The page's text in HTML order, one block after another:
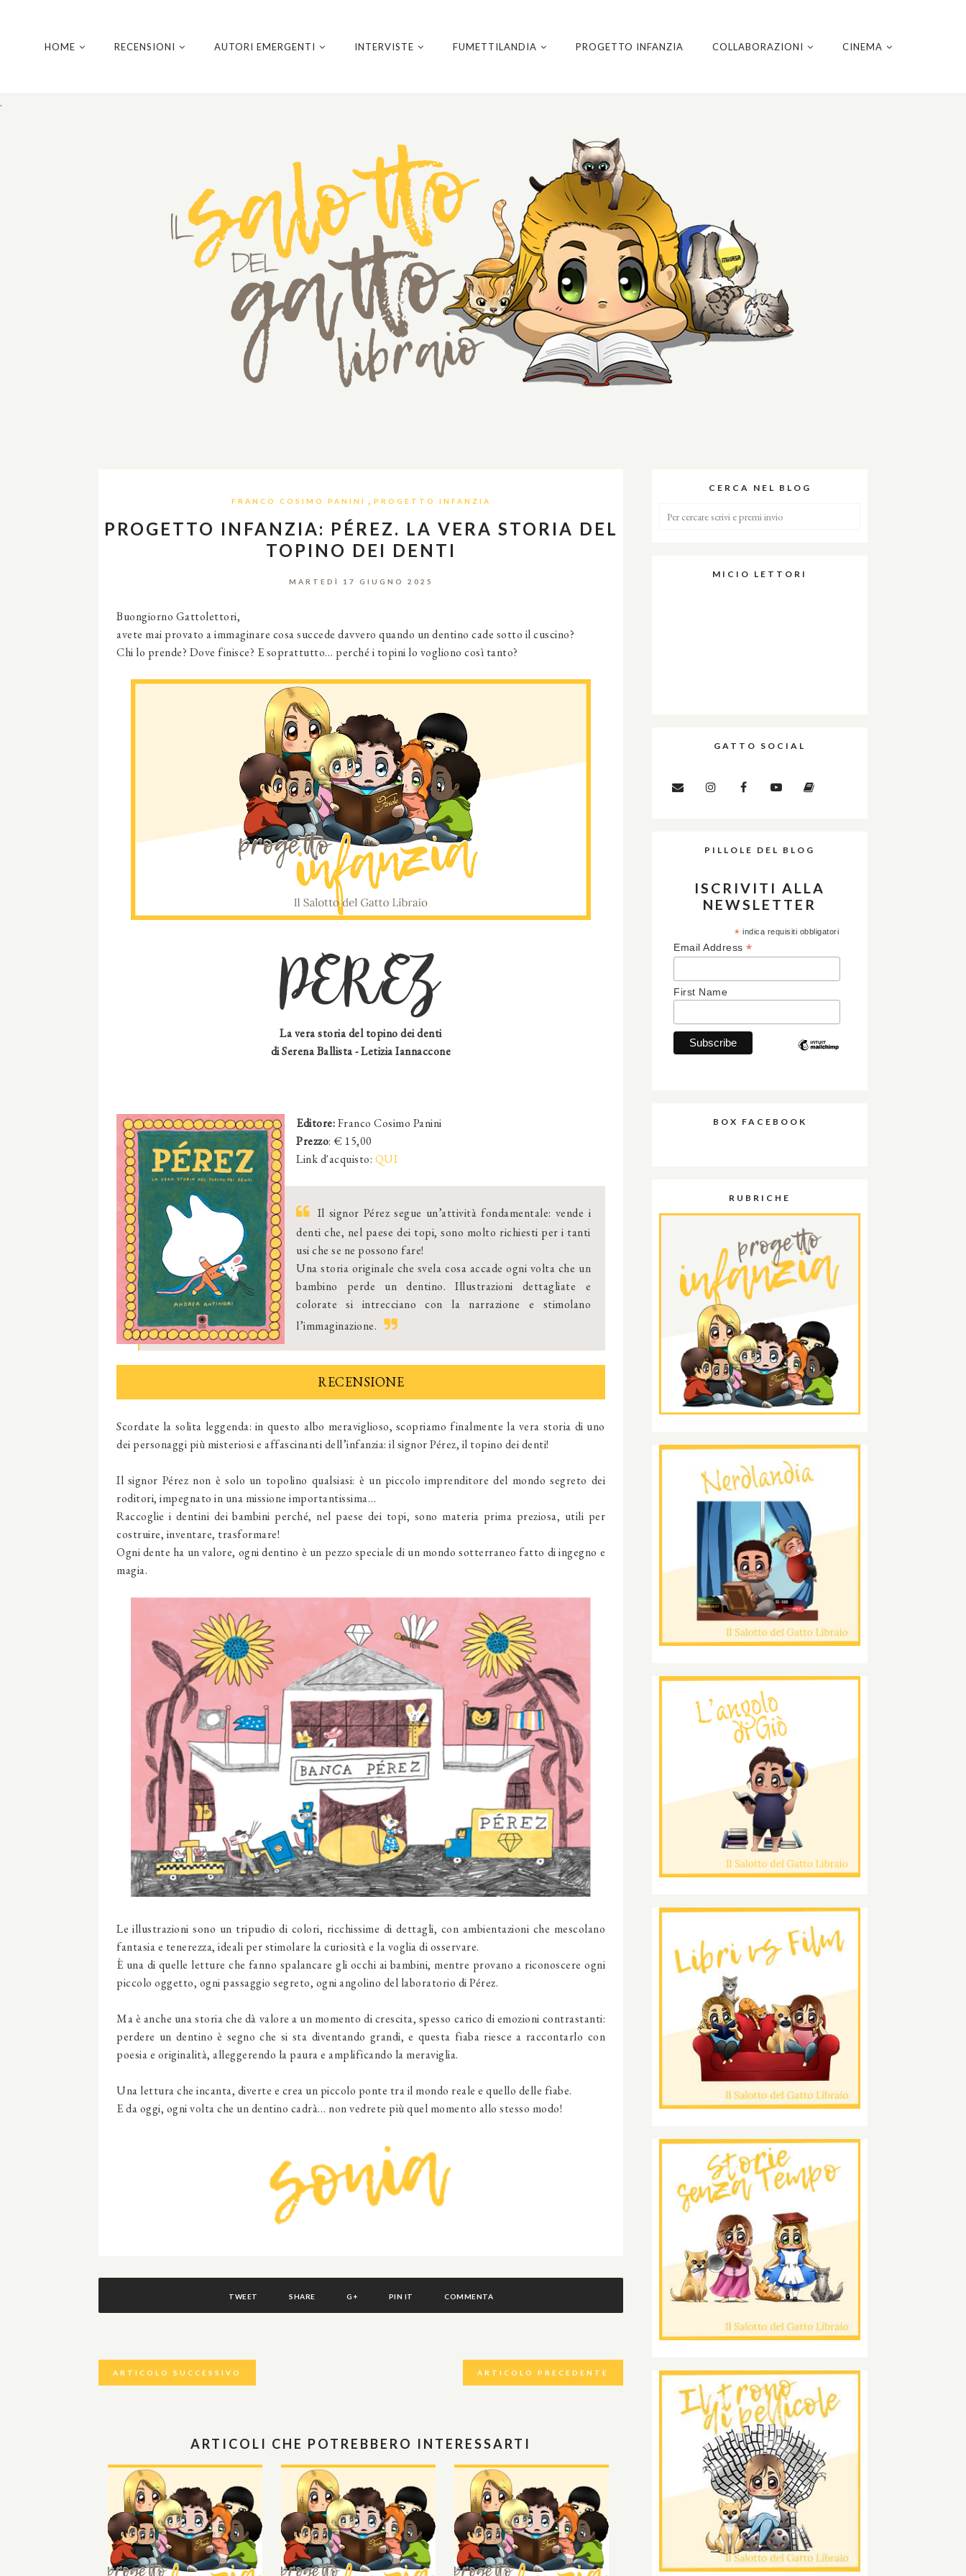
.
HOME RECENSIONI AUTORI EMERGENTI INTERVISTE FUMETTILANDIA PROGETTO INFANZIA COLLABORAZIONI CINEMA
FRANCO COSIMO PANINI , PROGETTO INFANZIA
PROGETTO INFANZIA: PÉREZ. LA VERA STORIA DEL
TOPINO DEI DENTI
MARTEDÌ 17 GIUGNO 2025
Buongiorno Gattolettori,
avete mai provato a immaginare cosa succede davvero quando un dentino cade sotto il cuscino?
Chi lo prende? Dove finisce? E soprattutto… perché i topini lo vogliono così tanto?
PEREZ
La vera storia del topino dei denti
di Serena Ballista - Letizia Iannaccone
Editore:Franco Cosimo Panini
Prezzo: € 15,00
Link d'acquisto: QUI
Il signor Pérez segue un’attività fondamentale: vende i
denti che, nel paese dei topi, sono molto richiesti per i tanti
usi che se ne possono fare!
Una storia originale che svela cosa accade ogni volta che un
bambino perde un dentino. Illustrazioni dettagliate e
colorate si intrecciano con la narrazione e stimolano
l’immaginazione.
RECENSIONE
Scordate la solita leggenda: in questo albo meraviglioso, scopriamo finalmente la vera storia di uno
dei personaggi più misteriosi e affascinanti dell’infanzia: il signor Pérez, il topino dei denti!
Il signor Pérez non è solo un topolino qualsiasi: è un piccolo imprenditore del mondo segreto dei
roditori, impegnato in una missione importantissima…
Raccoglie i dentini dei bambini perché, nel paese dei topi, sono materia prima preziosa, utili per
costruire, inventare, trasformare!
Ogni dente ha un valore, ogni dentino è un pezzo speciale di un mondo sotterraneo fatto di ingegno e
magia.
Le illustrazioni sono un tripudio di colori, ricchissime di dettagli, con ambientazioni che mescolano
fantasia e tenerezza, ideali per stimolare la curiosità e la voglia di osservare.
È una di quelle letture che fanno spalancare gli occhi ai bambini, mentre provano a riconoscere ogni
piccolo oggetto, ogni passaggio segreto, ogni angolino del laboratorio di Pérez.
Ma è anche una storia che dà valore a un momento di crescita, spesso carico di emozioni contrastanti:
perdere un dentino è segno che si sta diventando grandi, e questa fiaba riesce a raccontarlo con
poesia e originalità, alleggerendo la paura e amplificando la meraviglia.
Una lettura che incanta, diverte e crea un piccolo ponte tra il mondo reale e quello delle fiabe.
E da oggi, ogni volta che un dentino cadrà… non vedrete più quel momento allo stesso modo!
TWEET SHARE G+ PIN IT COMMENTA
ARTICOLO SUCCESSIVO ARTICOLO PRECEDENTE
ARTICOLI CHE POTREBBERO INTERESSARTI
CERCA NEL BLOG
MICIO LETTORI
GATTO SOCIAL
PILLOLE DEL BLOG
ISCRIVITI ALLA
NEWSLETTER
* indica requisiti obbligatori
Email Address *
First Name
BOX FACEBOOK
RUBRICHE